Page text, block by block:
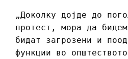
„Доколку дојде до
протест, мора да
бидат загрозени и
функции во